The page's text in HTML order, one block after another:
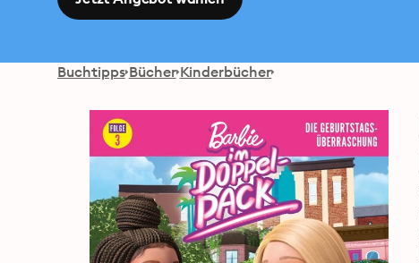
Buchtipps Bücher Kinderbücher